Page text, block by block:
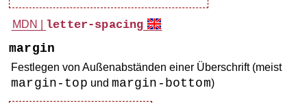
MDN | letter-spacing
margin
Festlegen von Außenabständen einer Überschrift (meist
margin-top und margin-bottom)